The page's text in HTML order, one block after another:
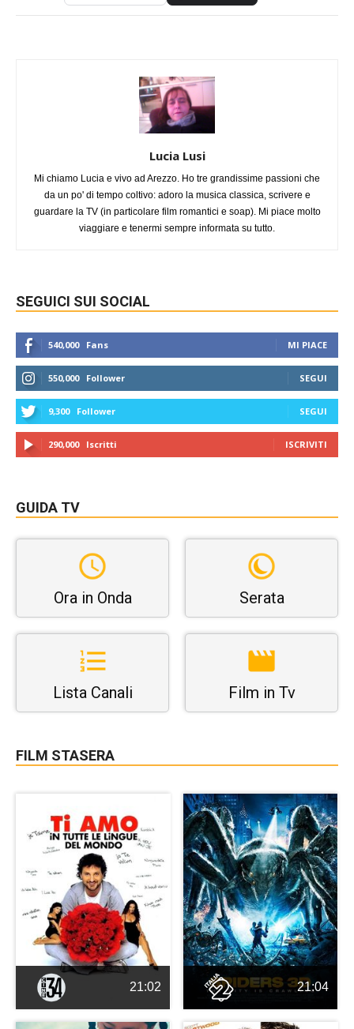
Lucia Lusi
Mi chiamo Lucia e vivo ad Arezzo. Ho tre grandissime passioni che
da un po' di tempo coltivo: adoro la musica classica, scrivere e
guardare la TV (in particolare film romantici e soap). Mi piace molto
viaggiare e tenermi sempre informata su tutto.
SEGUICI SUI SOCIAL
540,000 Fans MI PIACE
550,000 Follower SEGUI
9,300 Follower SEGUI
290,000 Iscritti ISCRIVITI
GUIDA TV
Ora in Onda Serata
Lista Canali Film in Tv
FILM STASERA
21:02 21:04